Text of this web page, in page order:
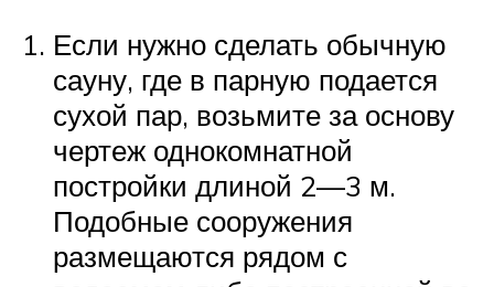
Если нужно сделать обычную
сауну, где в парную подается
сухой пар, возьмите за основу
чертеж однокомнатной
постройки длиной 2—3 м.
Подобные сооружения
размещаются рядом с